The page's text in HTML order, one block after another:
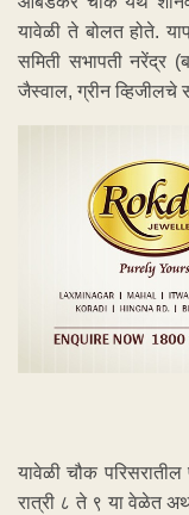
यावेळी ते बोलत होते.
समिती सभापती नरेंद्र
जैस्वाल, ग्रीन
यावेळी चौक
रात्री ८ ते ९ या वेळेत